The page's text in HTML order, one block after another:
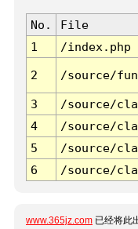
No. File
1
/index.php
2 /source/
3 /source/
4
/source/
5
/source/
6
/source/
www.365jz.com 已经将此